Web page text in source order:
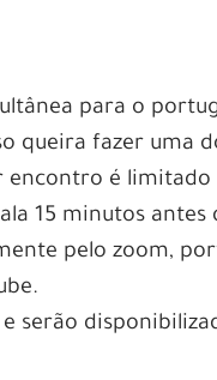
para o
queira fazer uma
é limitado
15 minutos
pelo zoom,
serão